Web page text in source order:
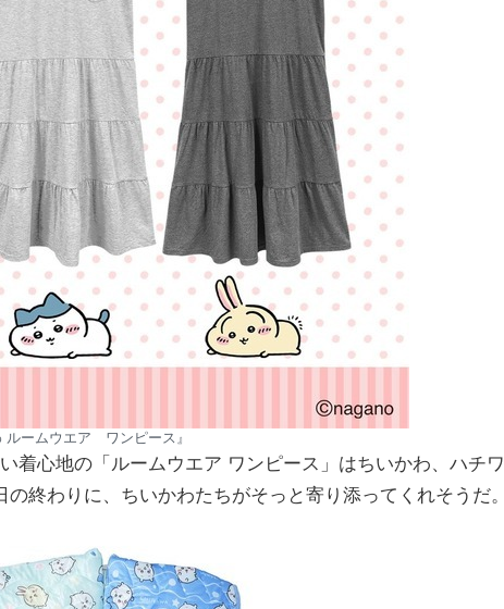
ルームウエア ワンピース』
着心地の「ルームウエア ワンピース」はちいかわ、ハチワ
終わりに、ちいかわたちがそっと寄り添ってくれそうだ。